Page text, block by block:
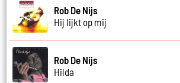
Rob De Nijs
Hij lijkt op mij
Rob De Nijs
Hilda